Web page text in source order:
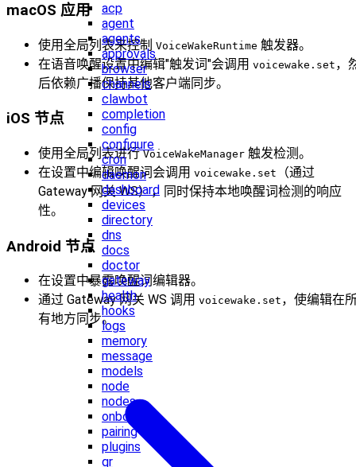
acp
agent
agents
approvals
browser
channels
clawbot
completion
config
configure
cron
daemon
dashboard
devices
directory
dns
docs
doctor
gateway
health
hooks
logs
memory
message
models
node
nodes
onboard
pairing
plugins
qr
macOS 应用
使用全局列表来控制 VoiceWakeRuntime 触发器。
在语音唤醒设置中编辑"触发词"会调用 voicewake.set ，
后依赖广播保持其他客户端同步。
iOS 节点
使用全局列表进行VoiceWakeManager 触发检测。
在设置中编辑唤醒词会调用 voicewake.set
（通过
Gateway 网关 WS），同时保持本地唤醒词检测的响应
性。
Android 节点
在设置中暴露唤醒词编辑器。
通过 Gateway 网关 WS 调用 voicewake.set ，使编辑在
有地方同步。